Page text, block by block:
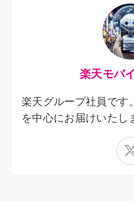
楽天モバ
楽天グループ社員です
を中心にお届けいたし